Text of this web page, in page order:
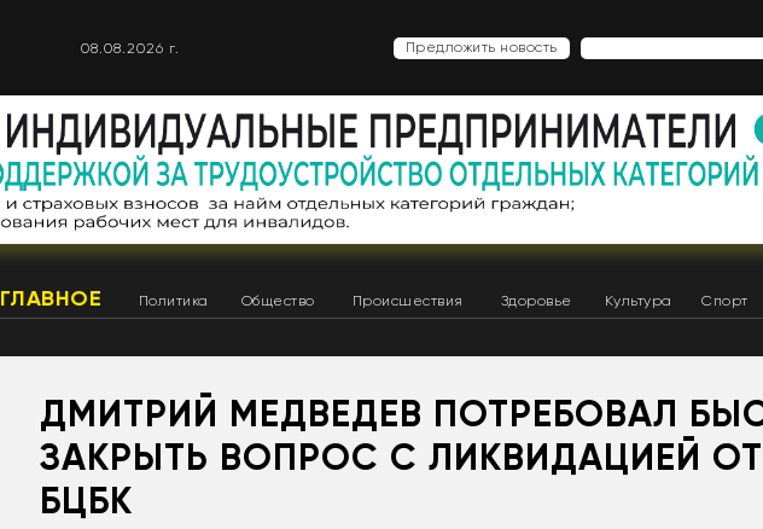
08.08.2026 г. Предложить новость
ГЛАВНОЕ Политика Общество Происшествия Здоровье Культура Спорт
ДМИТРИЙ МЕДВЕДЕВ ПОТРЕБОВАЛ
ЗАКРЫТЬ ВОПРОС С ЛИКВИДАЦИЕЙ
БЦБК